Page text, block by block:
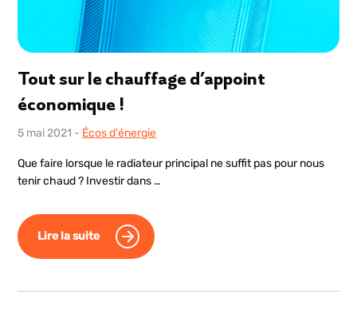
Tout sur le chauffage d’appoint
économique !
5 mai 2021 - Écos d'énergie
Que faire lorsque le radiateur principal ne suffit pas pour nous
tenir chaud ? Investir dans …
Lire la suite